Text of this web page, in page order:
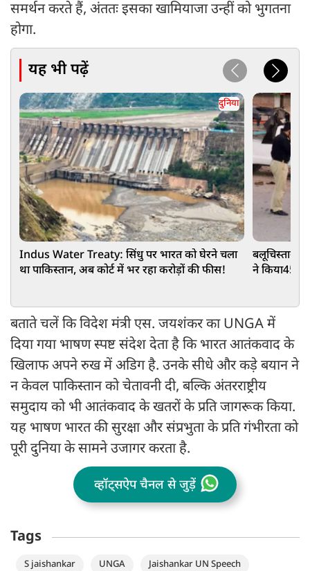
समर्थन करते हैं, अंततः इसका खामियाजा उन्हीं को भुगतना
होगा.
यह भी पढ़ें
दुनिया
Indus Water Treaty: सिंधु पर भारत को घेरने चला
था पाकिस्तान, अब कोर्ट में भर रहा करोड़ों की फीस!
बलूचिस्तान
ने किया45
बताते चलें कि विदेश मंत्री एस. जयशंकर का UNGA में
दिया गया भाषण स्पष्ट संदेश देता है कि भारत आतंकवाद के
खिलाफ अपने रुख में अडिग है. उनके सीधे और कड़े बयान ने
न केवल पाकिस्तान को चेतावनी दी, बल्कि अंतरराष्ट्रीय
समुदाय को भी आतंकवाद के खतरों के प्रति जागरूक किया.
यह भाषण भारत की सुरक्षा और संप्रभुता के प्रति गंभीरता को
पूरी दुनिया के सामने उजागर करता है.
व्हॉट्सऐप चैनल से जुड़ें
Tags
S jaishankar UNGA
Jaishankar UN Speech